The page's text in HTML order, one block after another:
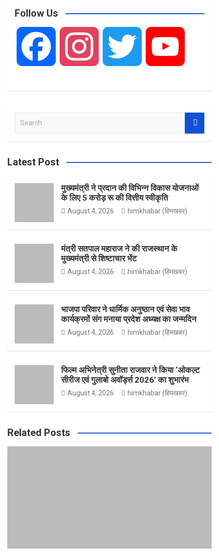
Follow Us
e t
a
a
t
t
T
a
c
Latest Post
मुख्यमंत्री ने प्रदान की विभिन्न विकास योजनाओं
के लिए 5 करोड़ रू की वित्तीय स्वीकृति
August 4, 2026 himkhabar (हिमखबर)
मंत्री सतपाल महाराज ने की राजस्थान के
मुख्यमंत्री से शिष्टाचार भेंट
August 4, 2026 himkhabar (हिमखबर)
भाजपा परिवार ने धार्मिक अनुष्ठान एवं सेवा भाव
कार्यक्रमों संग मनाया प्रदेश अध्यक्ष का जन्मदिन
August 4, 2026 himkhabar (हिमखबर)
फिल्म अभिनेत्री सुनीता राजवार ने किया ‘ओकल्ट
सीरीज एवं गुलाबो अवॉर्ड्स 2026’ का शुभारंभ
August 4, 2026 himkhabar (हिमखबर)
Related Posts